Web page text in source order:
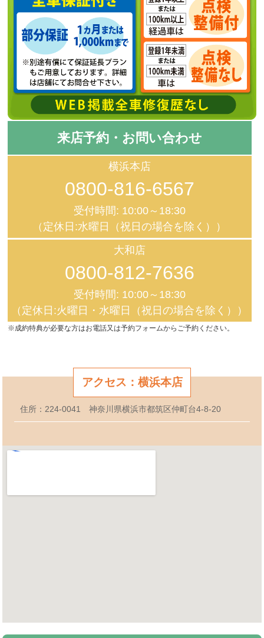
来店予約・お問い合わせ
横浜本店
0800-816-6567
受付時間: 10:00～18:30
（定休日:水曜日（祝日の場合を除く））
大和店
0800-812-7636
受付時間: 10:00～18:30
（定休日:火曜日・水曜日（祝日の場合を除く））
※成約特典が必要な方はお電話又は予約フォームからご予約ください。
アクセス：横浜本店
住所：224-0041 神奈川県横浜市都筑区仲町台4-8-20